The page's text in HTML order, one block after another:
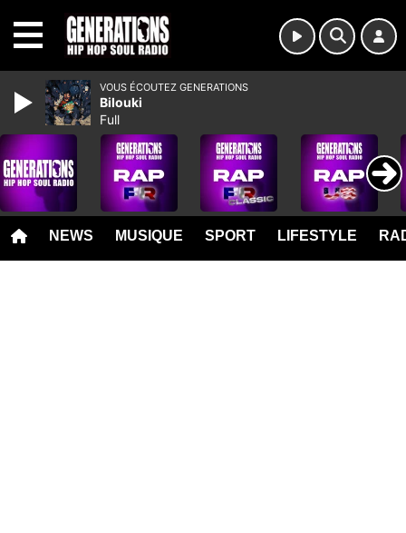
NEWS MUSIQUE SPORT LIFESTYLE
VOUS ÉCOUTEZ GENERATIONS
Bilouki
Full